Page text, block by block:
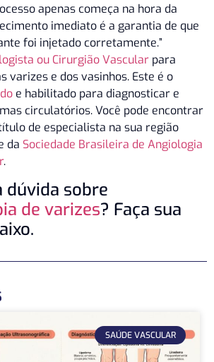
apenas começa na hora da
imediato é a garantia de que
foi injetado corretamente.”
ou Cirurgião Vascular para
varizes e dos vasinhos. Este é o
e habilitado para diagnosticar e
circulatórios. Você pode encontrar
de especialista na sua região
da Sociedade Brasileira de Angiologia
.
dúvida sobre
de varizes? Faça sua
SAÚDE VASCULAR